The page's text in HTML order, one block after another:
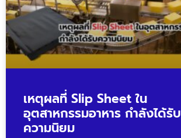
เหตุผลที่ Slip Sheet ใน
อุตสาหกรรมอาหาร กำลังได้รับ
ความนิยม